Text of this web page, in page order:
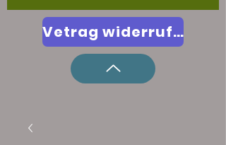
Vetrag widerrufen